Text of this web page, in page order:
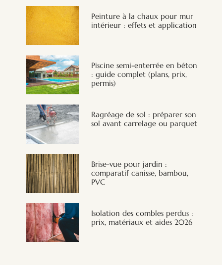
Peinture à la chaux pour mur
intérieur : effets et application
Piscine semi-enterrée en béton
: guide complet (plans, prix,
permis)
Ragréage de sol : préparer son
sol avant carrelage ou parquet
Brise-vue pour jardin :
comparatif canisse, bambou,
PVC
Isolation des combles perdus :
prix, matériaux et aides 2026